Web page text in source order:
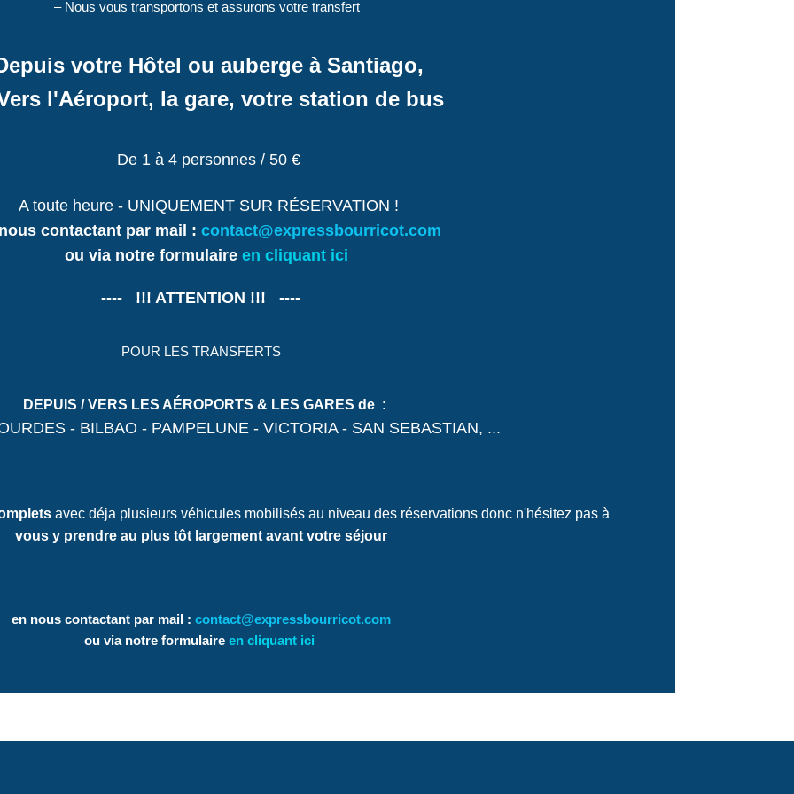
– Nous vous transportons et assurons votre transfert
votre Hôtel ou auberge à Santiago,
l'Aéroport, la gare, votre station de bus
De 1 à 4 personnes / 50 €
A toute heure - UNIQUEMENT SUR RÉSERVATION !
contactant par mail : contact@expressbourricot.com
ou via notre formulaireen cliquant ici
---- !!! ATTENTION !!! ----
POUR LES TRANSFERTS
DEPUIS / VERS LES AÉROPORTS & LES GARES de :
- BILBAO - PAMPELUNE - VICTORIA - SAN SEBASTIAN, ...
avec déja plusieurs véhicules mobilisés au niveau des réservations donc n'hésitez pas à
vous y prendre au plus tôt largement avant votre séjour
en nous contactant par mail : contact@expressbourricot.com
ou via notre formulaireen cliquant ici